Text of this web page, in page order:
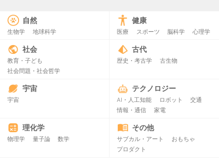
自然
生物学 地球科学
健康
医療 スポーツ 脳科学 心理学
社会
教育・子ども
社会問題・社会哲学
古代
歴史・考古学 古生物
宇宙
宇宙
テクノロジー
AI・人工知能 ロボット
交通
情報・通信
家電
理化学
物理学 量子論 数学
その他
サブカル・アート
おもちゃ
プロダクト